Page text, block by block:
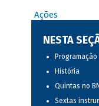
Ações
NESTA
Programação
História
Quintas no
Sextas